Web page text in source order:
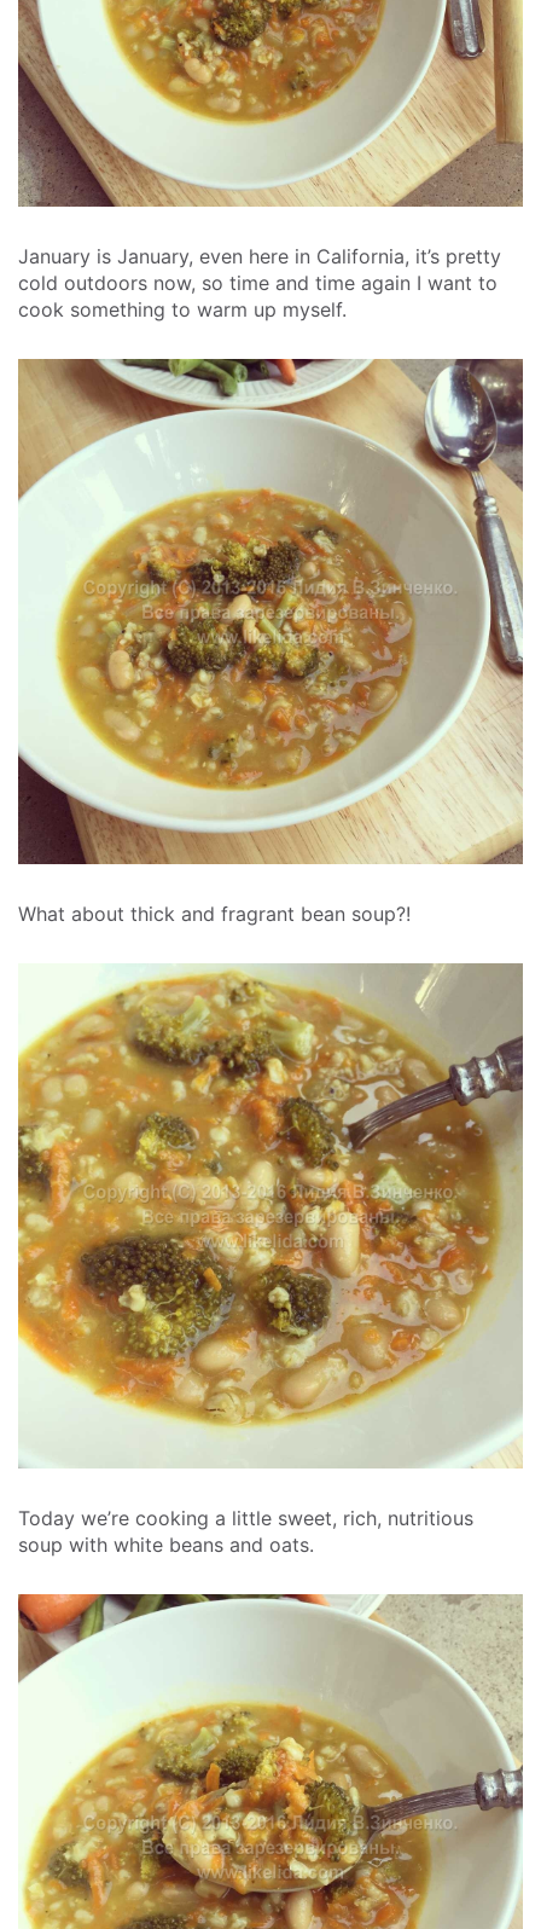
January is January, even here in California, it’s pretty
cold outdoors now, so time and time again I want to
cook something to warm up myself.
What about thick and fragrant bean soup?!
Today we’re cooking a little sweet, rich, nutritious
soup with white beans and oats.